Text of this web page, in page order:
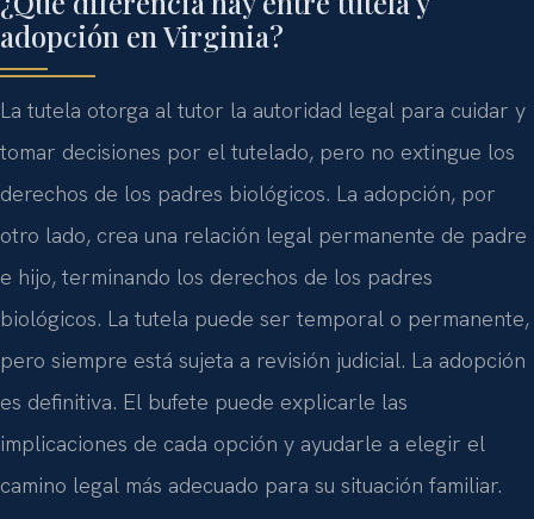
adopción en Virginia?
La tutela otorga al tutor la autoridad legal para cuidar y
tomar decisiones por el tutelado, pero no extingue los
derechos de los padres biológicos. La adopción, por
otro lado, crea una relación legal permanente de padre
e hijo, terminando los derechos de los padres
biológicos. La tutela puede ser temporal o permanente,
pero siempre está sujeta a revisión judicial. La adopción
es definitiva. El bufete puede explicarle las
implicaciones de cada opción y ayudarle a elegir el
camino legal más adecuado para su situación familiar.